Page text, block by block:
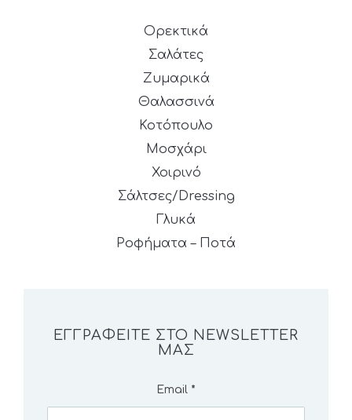
Ορεκτικά
Σαλάτες
Ζυμαρικά
Θαλασσινά
Κοτόπουλο
Μοσχάρι
Χοιρινό
Σάλτσες/Dressing
Γλυκά
Ροφήματα – Ποτά
ΕΓΓΡΑΦΕΊΤΕ ΣΤΟ NEWSLETTER
ΜΑΣ
Email *